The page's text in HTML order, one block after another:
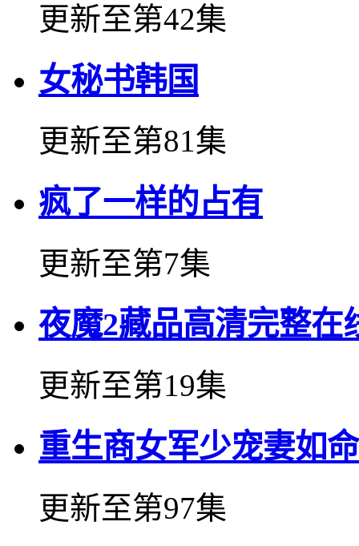
更新至第42集
女秘书韩国
更新至第81集
疯了一样的占有
更新至第7集
夜魔2藏品高清完整在
更新至第19集
重生商女军少宠妻如命
更新至第97集